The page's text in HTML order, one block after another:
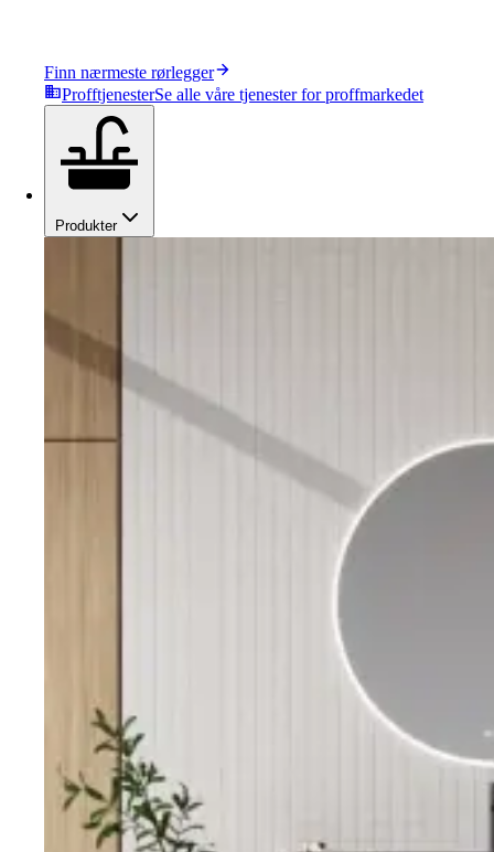
Finn nærmeste rørlegger
ProfftjenesterSe alle våre tjenester for proffmarkedet
Produkter